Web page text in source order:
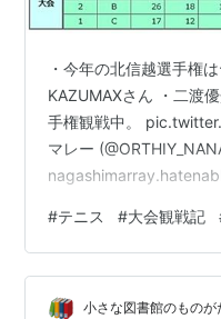
・今年の北信越選手権
KAZUMAXさん ・二渡
手権観戦中。
マレー
様子を記していきます
目だけしか観戦出来ま
が行われた1日目～本戦
る事が出来ました 観戦
#テニス #大会観戦記
小さな図書館のものが